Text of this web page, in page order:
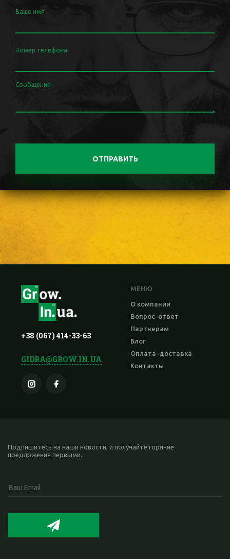
Ваше имя
Номер телефона
Сообщение
ОТПРАВИТЬ
+38 (067) 414-33-63
GIDRA@GROW.IN.UA
МЕНЮ
О компании
Вопрос-ответ
Партнерам
Блог
Оплата-доставка
Контакты
Подпишитесь на наши новости, и получайте горячие
предложения первыми.